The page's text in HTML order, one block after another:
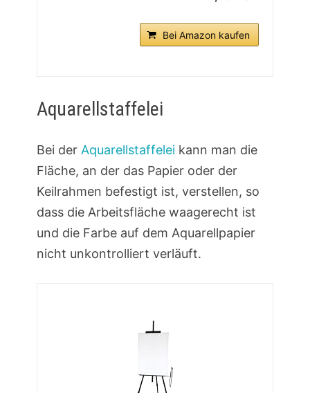
Bei Amazon kaufen
Aquarellstaffelei
Bei der Aquarellstaffeleikann man die
Fläche, an der das Papier oder der
Keilrahmen befestigt ist, verstellen, so
dass die Arbeitsfläche waagerecht ist
und die Farbe auf dem Aquarellpapier
nicht unkontrolliert verläuft.